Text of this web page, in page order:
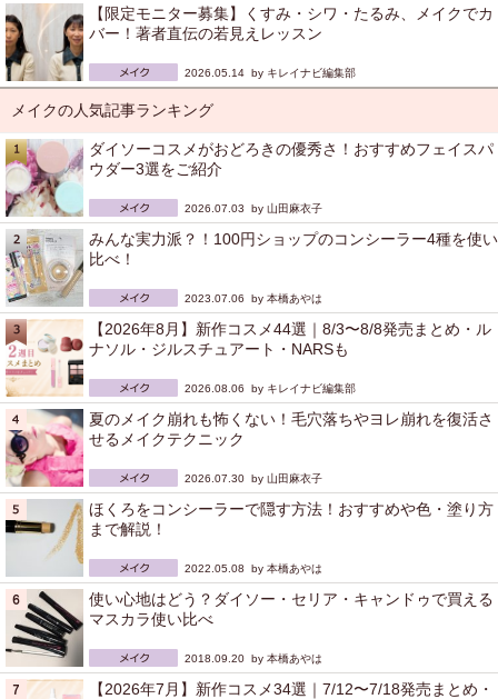
【限定モニター募集】くすみ・シワ・たるみ、メイクでカ
バー！著者直伝の若見えレッスン
2026.05.14 by キレイナビ編集部
メイクの人気記事ランキング
ダイソーコスメがおどろきの優秀さ！おすすめフェイスパ
ウダー3選をご紹介
2026.07.03 by 山田麻衣子
みんな実力派？！100円ショップのコンシーラー4種を使い
比べ！
2023.07.06 by 本橋あやは
【2026年8月】新作コスメ44選｜8/3〜8/8発売まとめ・ル
ナソル・ジルスチュアート・NARSも
2026.08.06 by キレイナビ編集部
夏のメイク崩れも怖くない！毛穴落ちやヨレ崩れを復活さ
せるメイクテクニック
2026.07.30 by 山田麻衣子
ほくろをコンシーラーで隠す方法！おすすめや色・塗り方
まで解説！
2022.05.08 by 本橋あやは
使い心地はどう？ダイソー・セリア・キャンドゥで買える
マスカラ使い比べ
2018.09.20 by 本橋あやは
【2026年7月】新作コスメ34選｜7/12〜7/18発売まとめ・